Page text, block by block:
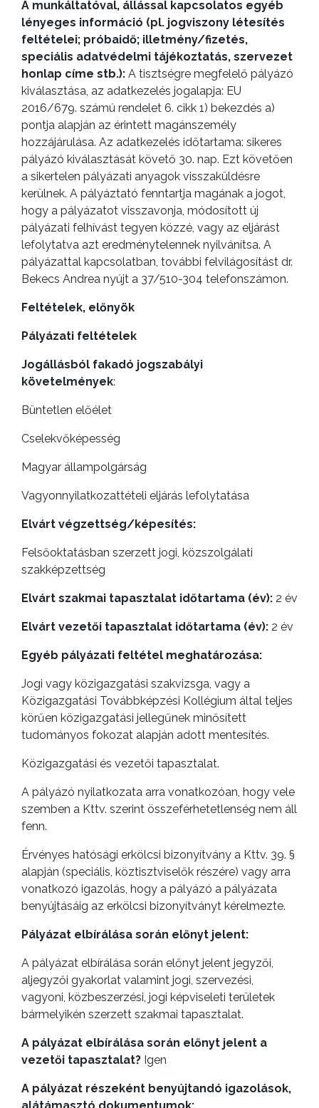
AZ
ÉPÜLŐ
VÁROS
FEJLESZTÉSEK
KÖRNYEZETVÉDELEM
TELEPÜLÉSRENDEZÉS
STRATÉGIÁK
ÉS
KONCEPCIÓK
BEJELENTŐ
ÖNKORMÁNYZAT
KÉPVISELŐ-
A
VÁROSRENDÉSZET
TÁJÉKOZTATÓK
ÁTLÁTHATÓSÁG
AZ
ÖNKORMÁNYZATI
CÉGEK
ÉS
A munkáltatóval, állással kapcsolatos egyéb
lényeges információ (pl. jogviszony létesítés
feltételei; próbaidő; illetmény/fizetés,
speciális adatvédelmi tájékoztatás, szervezet
honlap címe stb.): A tisztségre megfelelő pályázó
kiválasztása, az adatkezelés jogalapja: EU
2016/679. számú rendelet 6. cikk 1) bekezdés a)
pontja alapján az érintett magánszemély
hozzájárulása. Az adatkezelés időtartama: sikeres
pályázó kiválasztását követő 30. nap. Ezt követően
a sikertelen pályázati anyagok visszaküldésre
kerülnek. A pályáztató fenntartja magának a jogot,
hogy a pályázatot visszavonja, módosított új
pályázati felhívást tegyen közzé, vagy az eljárást
lefolytatva azt eredménytelennek nyilvánítsa. A
pályázattal kapcsolatban, további felvilágosítást dr.
Bekecs Andrea nyújt a 37/510-304 telefonszámon.
Feltételek, előnyök
Pályázati feltételek
Jogállásból fakadó jogszabályi
követelmények:
Büntetlen előélet
Cselekvőképesség
Magyar állampolgárság
Vagyonnyilatkozattételi eljárás lefolytatása
Elvárt végzettség/képesítés:
Felsőoktatásban szerzett jogi, közszolgálati
szakképzettség
Elvárt szakmai tapasztalat időtartama (év): 2 év
Elvárt vezetői tapasztalat időtartama (év): 2 év
Egyéb pályázati feltétel meghatározása:
Jogi vagy közigazgatási szakvizsga, vagy a
Közigazgatási Továbbképzési Kollégium által teljes
körűen közigazgatási jellegűnek minősített
tudományos fokozat alapján adott mentesítés.
Közigazgatási és vezetői tapasztalat.
A pályázó nyilatkozata arra vonatkozóan, hogy vele
szemben a Kttv. szerint összeférhetetlenség nem áll
fenn.
Érvényes hatósági erkölcsi bizonyítvány a Kttv. 39. §
alapján (speciális, köztisztviselők részére) vagy arra
vonatkozó igazolás, hogy a pályázó a pályázata
benyújtásáig az erkölcsi bizonyítványt kérelmezte.
Pályázat elbírálása során előnyt jelent:
A pályázat elbírálása során előnyt jelent jegyzői,
aljegyzői gyakorlat valamint jogi, szervezési,
vagyoni, közbeszerzési, jogi képviseleti területek
bármelyikén szerzett szakmai tapasztalat.
A pályázat elbírálása során előnyt jelent a
vezetői tapasztalat? Igen
A pályázat részeként benyújtandó igazolások,